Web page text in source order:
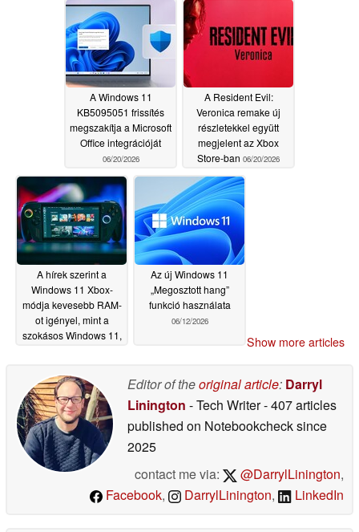
A Windows 11
KB5095051 frissítés
megszakítja a Microsoft
Office integrációját
06/20/2026
A Resident Evil:
Veronica remake új
részletekkel együtt
megjelent az Xbox
Store-ban 06/20/2026
A hírek szerint a
Windows 11 Xbox-
módja kevesebb RAM-
ot igényel, mint a
szokásos Windows 11,
06/16/2026
Az új Windows 11
„Megosztott hang”
funkció használata
06/12/2026
Show more articles
Editor of theoriginal article: Darryl
Linington - Tech Writer- 407 articles
published on Notebookchecksince
2025
contact me via:
@DarrylLinington,
Facebook, DarrylLinington, LinkedIn